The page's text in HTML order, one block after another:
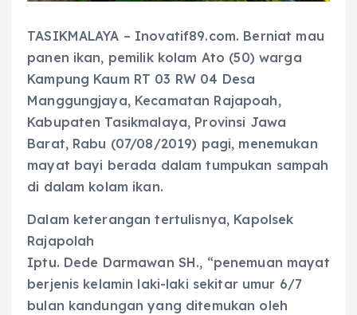
TASIKMALAYA – Inovatif89.com. Berniat mau
panen ikan, pemilik kolam Ato (50) warga
Kampung Kaum RT 03 RW 04 Desa
Manggungjaya, Kecamatan Rajapoah,
Kabupaten Tasikmalaya, Provinsi Jawa
Barat, Rabu (07/08/2019) pagi, menemukan
mayat bayi berada dalam tumpukan sampah
di dalam kolam ikan.
Dalam keterangan tertulisnya, Kapolsek
Rajapolah
Iptu. Dede Darmawan SH., “penemuan mayat
berjenis kelamin laki-laki sekitar umur 6/7
bulan kandungan yang ditemukan oleh